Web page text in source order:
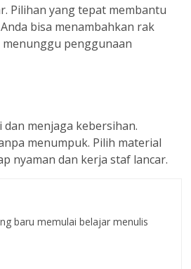
Pilihan yang tepat membantu
bisa menambahkan rak
penggunaan
menjaga kebersihan.
menumpuk. Pilih material
nyaman dan kerja staf lancar.
baru memulai belajar menulis